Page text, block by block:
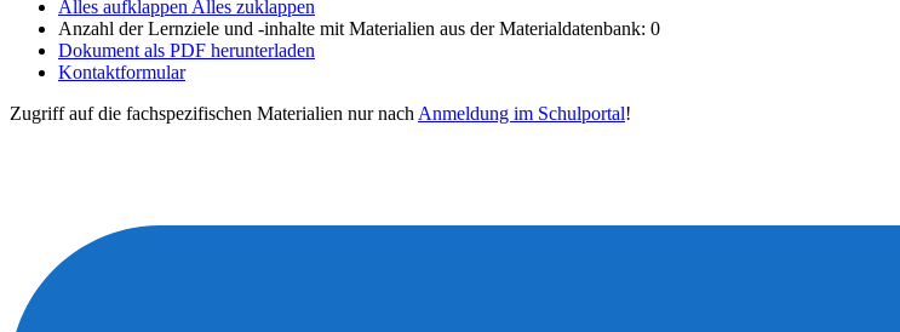
Alles aufklappen Alles zuklappen
Anzahl der Lernziele und -inhalte mit Materialien aus der Materialdatenbank: 0
Dokument als PDF herunterladen
Kontaktformular
Zugriff auf die fachspezifischen Materialien nur nach Anmeldung im Schulportal!